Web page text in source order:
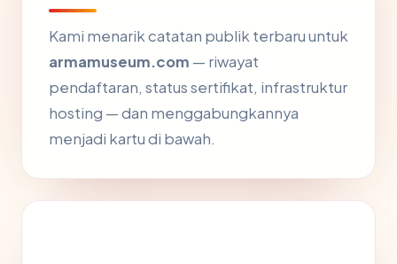
Kami menarik catatan publik terbaru untuk
armamuseum.com — riwayat
pendaftaran, status sertifikat, infrastruktur
hosting — dan menggabungkannya
menjadi kartu di bawah.